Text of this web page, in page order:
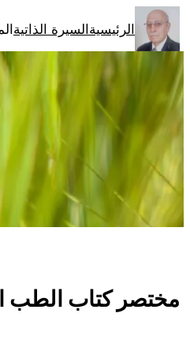
تخطى
إلى
المحتوى
الرئيسيةالسيرة الذاتية
مختصر كتاب الطب